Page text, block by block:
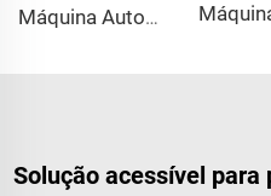
Máquina Automática para Desembaraçar Garrafas PET e Plásticas Compacta
Solução acessível para